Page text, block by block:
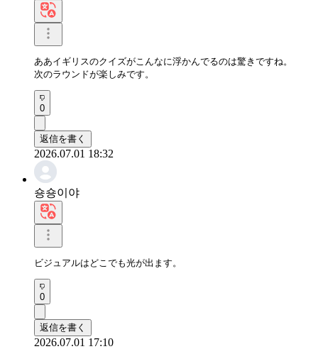
ああイギリスのクイズがこんなに浮かんでるのは驚きですね。
次のラウンドが楽しみです。
0
返信を書く
2026.07.01 18:32
숑숑이야
ビジュアルはどこでも光が出ます。
0
返信を書く
2026.07.01 17:10